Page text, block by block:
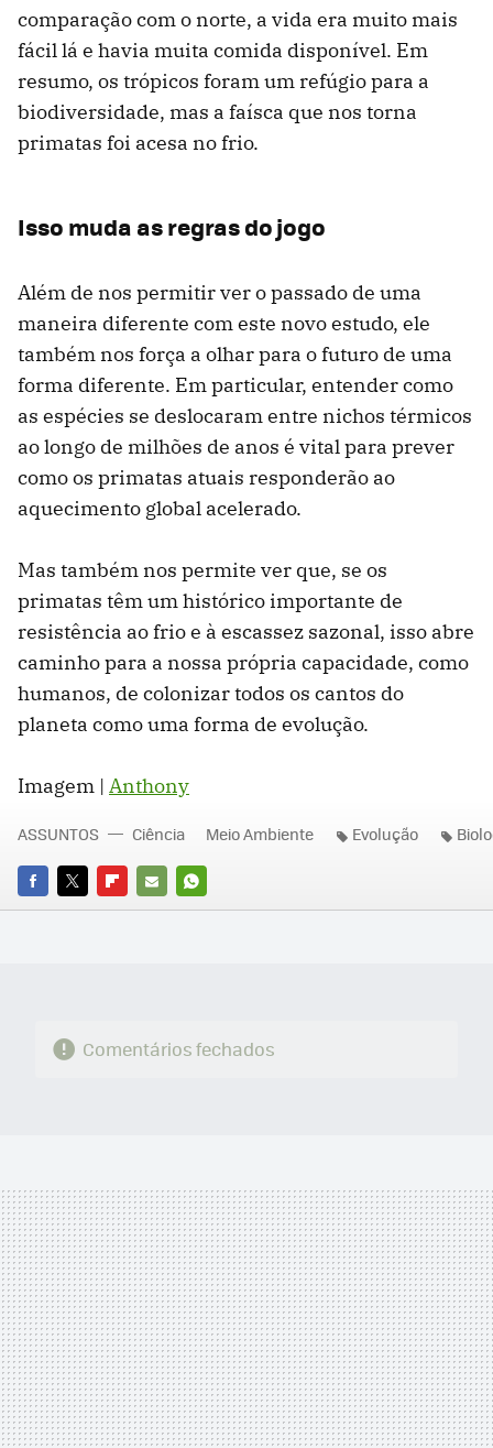
comparação com o norte, a vida era muito mais
fácil lá e havia muita comida disponível. Em
resumo, os trópicos foram um refúgio para a
biodiversidade, mas a faísca que nos torna
primatas foi acesa no frio.
Isso muda as regras do jogo
Além de nos permitir ver o passado de uma
maneira diferente com este novo estudo, ele
também nos força a olhar para o futuro de uma
forma diferente. Em particular, entender como
as espécies se deslocaram entre nichos térmicos
ao longo de milhões de anos é vital para prever
como os primatas atuais responderão ao
aquecimento global acelerado.
Mas também nos permite ver que, se os
primatas têm um histórico importante de
resistência ao frio e à escassez sazonal, isso abre
caminho para a nossa própria capacidade, como
humanos, de colonizar todos os cantos do
planeta como uma forma de evolução.
Imagem | Anthony
FACEBOOK
TWITTERFLIPBOARD
E-
WHATSAPP
ASSUNTOS Ciência Meio Ambiente Evolução
Comentários fechados